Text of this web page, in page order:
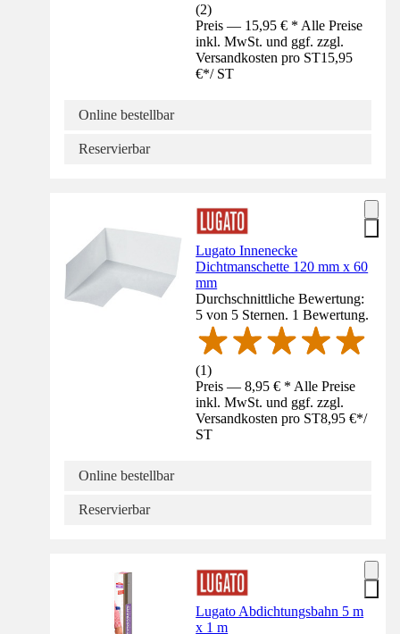
(2)
Preis — 15,95 € * Alle Preise
inkl. MwSt. und ggf. zzgl.
Versandkosten pro ST15,95
€*/ ST
Online bestellbar
Reservierbar
Lugato Innenecke
Dichtmanschette 120 mm x 60
mm
Durchschnittliche Bewertung:
5 von 5 Sternen. 1 Bewertung.
(1)
Preis — 8,95 € * Alle Preise
inkl. MwSt. und ggf. zzgl.
Versandkosten pro ST8,95 €*/
ST
Online bestellbar
Reservierbar
Lugato Abdichtungsbahn 5 m
x 1 m